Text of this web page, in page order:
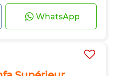
WhatsApp